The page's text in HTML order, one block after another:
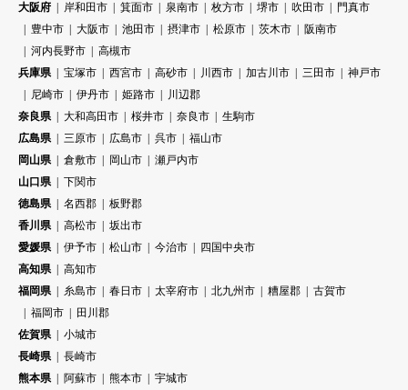
大阪府
岸和田市 箕面市 泉南市 枚方市 堺市 吹田市
門真市
豊中市
大阪市 池田市 摂津市 松原市 茨木市
阪南市
河内長野市
高槻市
兵庫県
宝塚市 西宮市 高砂市 川西市 加古川市 三田市
神戸市
尼崎市
伊丹市 姫路市
川辺郡
奈良県
大和高田市 桜井市 奈良市
生駒市
広島県
三原市 広島市 呉市
福山市
岡山県
倉敷市 岡山市
瀬戸内市
山口県
下関市
徳島県
名西郡
板野郡
香川県
高松市
坂出市
愛媛県
伊予市 松山市 今治市
四国中央市
高知県
高知市
福岡県
糸島市 春日市 太宰府市 北九州市 糟屋郡
古賀市
福岡市
田川郡
佐賀県
小城市
長崎県
長崎市
熊本県
阿蘇市 熊本市
宇城市